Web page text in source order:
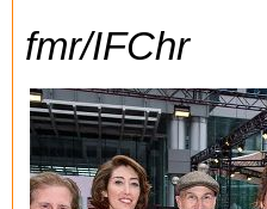
fmr/IFChr